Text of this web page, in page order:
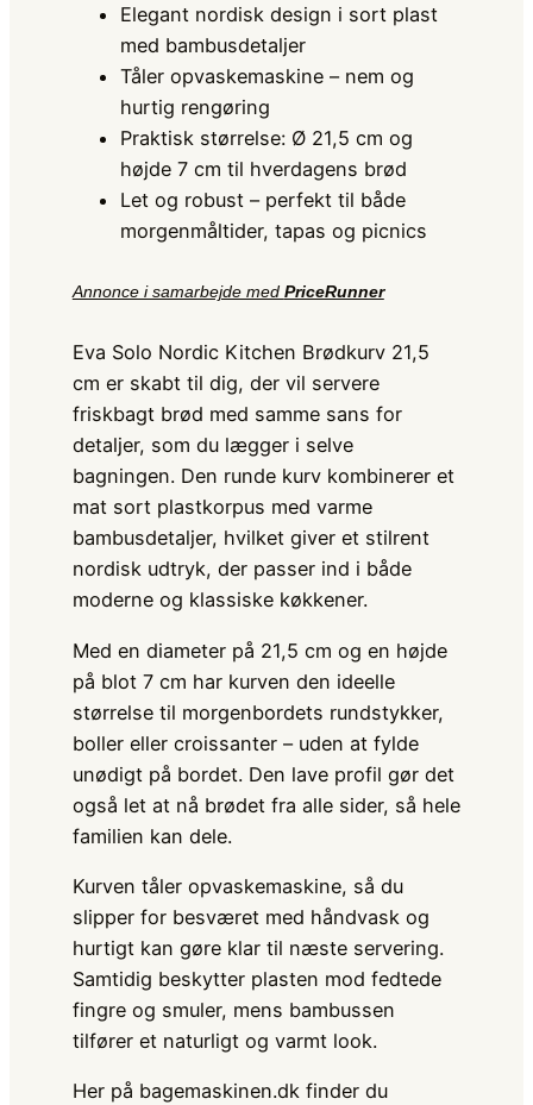
Elegant nordisk design i sort plast
med bambusdetaljer
Tåler opvaskemaskine – nem og
hurtig rengøring
Praktisk størrelse: Ø 21,5 cm og
højde 7 cm til hverdagens brød
Let og robust – perfekt til både
morgenmåltider, tapas og picnics
Annonce i samarbejde med PriceRunner
Eva Solo Nordic Kitchen Brødkurv 21,5
cm er skabt til dig, der vil servere
friskbagt brød med samme sans for
detaljer, som du lægger i selve
bagningen. Den runde kurv kombinerer et
mat sort plastkorpus med varme
bambusdetaljer, hvilket giver et stilrent
nordisk udtryk, der passer ind i både
moderne og klassiske køkkener.
Med en diameter på 21,5 cm og en højde
på blot 7 cm har kurven den ideelle
størrelse til morgenbordets rundstykker,
boller eller croissanter – uden at fylde
unødigt på bordet. Den lave profil gør det
også let at nå brødet fra alle sider, så hele
familien kan dele.
Kurven tåler opvaskemaskine, så du
slipper for besværet med håndvask og
hurtigt kan gøre klar til næste servering.
Samtidig beskytter plasten mod fedtede
fingre og smuler, mens bambussen
tilfører et naturligt og varmt look.
Her på bagemaskinen.dk finder du